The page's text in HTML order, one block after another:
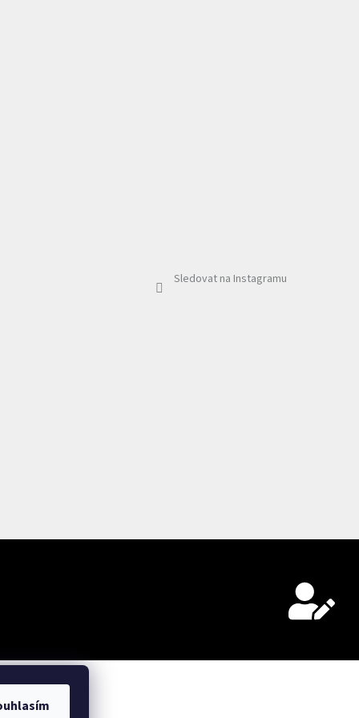
Sledovat na Instagramu